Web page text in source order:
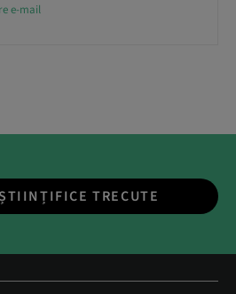
e-mail
TRECUTE